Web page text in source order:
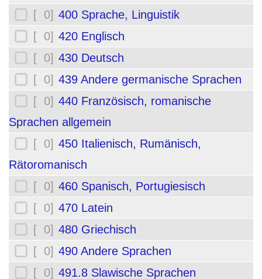
[ 0] 400 Sprache, Linguistik
[ 0] 420 Englisch
[ 0] 430 Deutsch
[ 0] 439 Andere germanische Sprachen
[ 0] 440 Französisch, romanische
Sprachen allgemein
[ 0] 450 Italienisch, Rumänisch,
Rätoromanisch
[ 0] 460 Spanisch, Portugiesisch
[ 0] 470 Latein
[ 0] 480 Griechisch
[ 0] 490 Andere Sprachen
[ 0] 491.8 Slawische Sprachen